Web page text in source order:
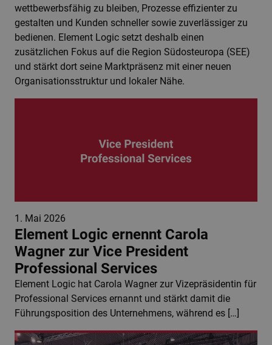
wettbewerbsfähig zu bleiben, Prozesse effizienter zu
gestalten und Kunden schneller sowie zuverlässiger zu
bedienen. Element Logic setzt deshalb einen
zusätzlichen Fokus auf die Region Südosteuropa (SEE)
und stärkt dort seine Marktpräsenz mit einer neuen
Organisationsstruktur und lokaler Nähe.
1. Mai 2026
Element Logic ernennt Carola
Wagner zur Vice President
Professional Services
Element Logic hat Carola Wagner zur Vizepräsidentin für
Professional Services ernannt und stärkt damit die
Führungsposition des Unternehmens, während es […]